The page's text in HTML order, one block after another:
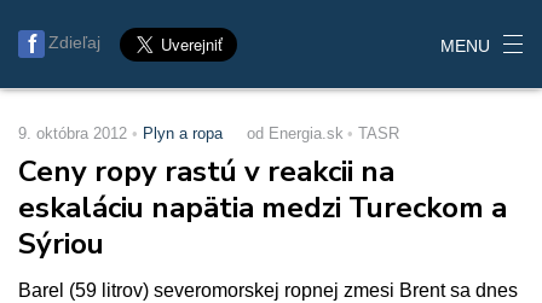
Zdieľaj MENU
9. októbra 2012 Plyn a ropa od Energia.sk TASR
Ceny ropy rastú v reakcii na
eskaláciu napätia medzi Tureckom a
Sýriou
Barel (59 litrov) severomorskej ropnej zmesi Brent sa dnes